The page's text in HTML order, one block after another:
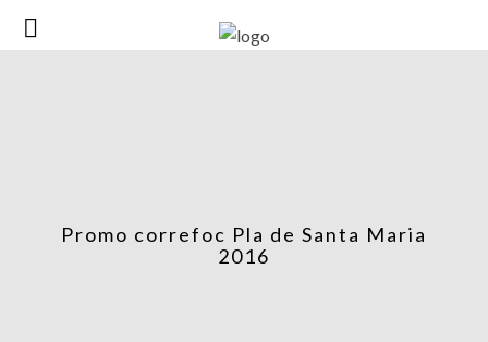
Promo correfoc Pla de Santa Maria
2016